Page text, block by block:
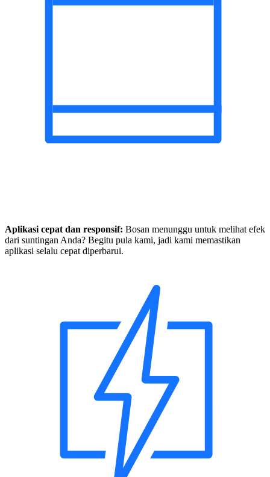
Aplikasi cepat dan responsif: Bosan menunggu untuk melihat efek
dari suntingan Anda? Begitu pula kami, jadi kami memastikan
aplikasi selalu cepat diperbarui.